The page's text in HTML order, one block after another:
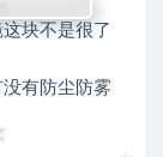
块不是很了
有防尘防雾